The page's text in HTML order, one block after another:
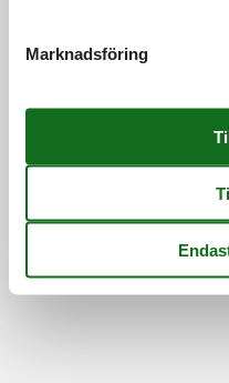
Marknadsföring